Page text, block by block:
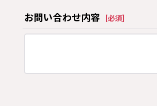
お問い合わせ内容 必須